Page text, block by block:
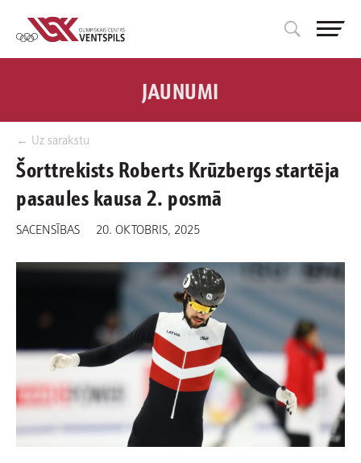
← Uz sarakstu
JAUNUMI
Šorttrekists Roberts Krūzbergs startēja
pasaules kausa 2. posmā
SACENSĪBAS 20. OKTOBRIS, 2025